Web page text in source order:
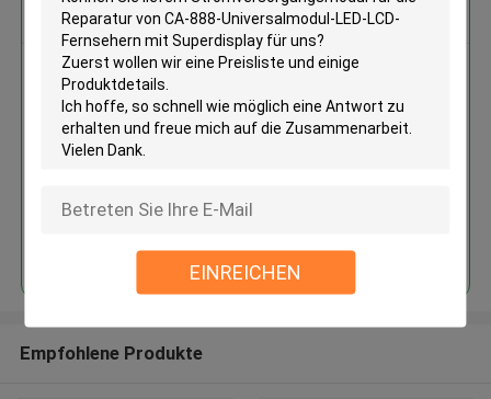
EINREICHEN
Erhalten Sie den besten Preis für
Stromversorgungsmodul für die
Reparatur von CA-888-
Universalmodul-LED-LCD-
Empfohlene Produkte